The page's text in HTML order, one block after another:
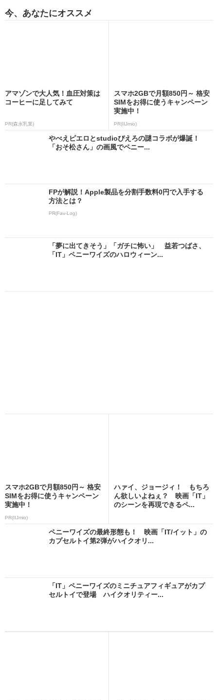
今、あなたにオススメ
アマゾンで大人気！血圧対策は
コーヒーに足してみて
PR(森永乳業)
スマホ2GBで月額850円～ 格安
SIMをお得に使うキャンペーン
実施中！
PR(IIJmio)
やべえピエロとstudioぴえろの謎コラボが爆誕！
「おそ松さん」の画風でペニー...
FPが解説！Apple製品を分割手数料0円で入手する
方法とは？
PR(Fav-Log)
「夢に出てきそう」「ガチに怖い」 益若つばさ、
「IT」ペニーワイズのハロウィーン...
スマホ2GBで月額850円～ 格安
SIMをお得に使うキャンペーン
実施中！
PR(IIJmio)
ハァイ、ジョージィ！ もちろ
ん欲しいよねぇ？ 映画「IT」
のシーンを再現できるペ...
ペニーワイズの最終形態も！ 映画「IT/イット」の
カプセルトイ第2弾がハイクオリ...
「IT」ペニーワイズのミニチュアフィギュアがカプ
セルトイで登場 ハイクオリティー...